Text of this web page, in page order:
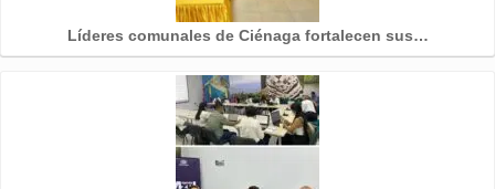
Líderes comunales de Ciénaga fortalecen sus…